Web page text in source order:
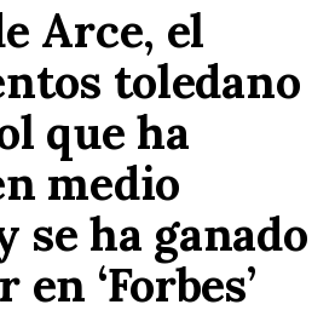
Arce, el
toledano
que ha
medio
se ha ganado
‘Forbes’